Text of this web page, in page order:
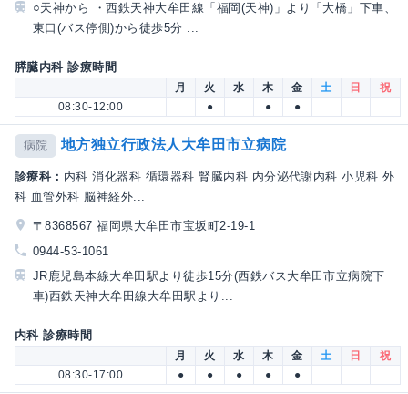
○天神から ・西鉄天神大牟田線「福岡(天神)」より「大橋」下車、
東口(バス停側)から徒歩5分 ...
膵臓内科 診療時間
月 火 水 木 金 土 日
祝
08:30-12:00
● ● ●
病院 地方独立行政法人大牟田市立病院
診療科： 内科 消化器科 循環器科 腎臓内科 内分泌代謝内科 小児科 外
科 血管外科 脳神経外...
〒8368567 福岡県大牟田市宝坂町2-19-1
0944-53-1061
JR鹿児島本線大牟田駅より徒歩15分(西鉄バス大牟田市立病院下
車)西鉄天神大牟田線大牟田駅より...
内科 診療時間
月 火 水 木 金 土 日
祝
08:30-17:00
● ● ● ● ●